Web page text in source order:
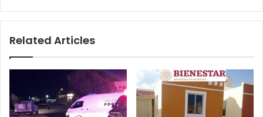
Related Articles